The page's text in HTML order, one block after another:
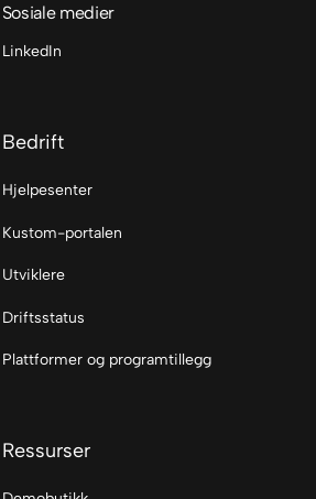
Sosiale medier
LinkedIn
Bedrift
Hjelpesenter
Kustom-portalen
Utviklere
Driftsstatus
Plattformer og programtillegg
Ressurser